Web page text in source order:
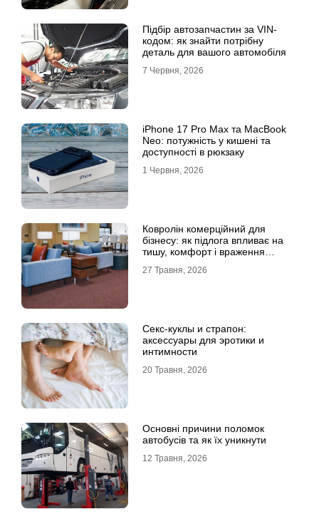
Підбір автозапчастин за VIN-
кодом: як знайти потрібну
деталь для вашого автомобіля
7 Червня, 2026
iPhone 17 Pro Max та MacBook
Neo: потужність у кишені та
доступності в рюкзаку
1 Червня, 2026
Ковролін комерційний для
бізнесу: як підлога впливає на
тишу, комфорт і враження
27 Травня, 2026
Секс-куклы и страпон:
аксессуары для эротики и
интимности
20 Травня, 2026
Основні причини поломок
автобусів та як їх уникнути
12 Травня, 2026